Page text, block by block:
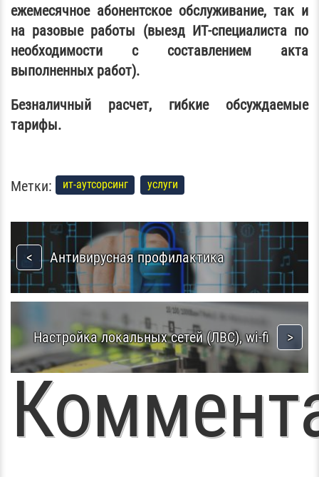
ежемесячное абонентское обслуживание, так и
на разовые работы (выезд ИТ-специалиста по
необходимости с составлением акта
выполненных работ).
Безналичный расчет, гибкие обсуждаемые
тарифы.
Метки: ит-аутсорсинг услуги
Антивирусная профилактика
Настройка локальных сетей (ЛВС), wi-fi